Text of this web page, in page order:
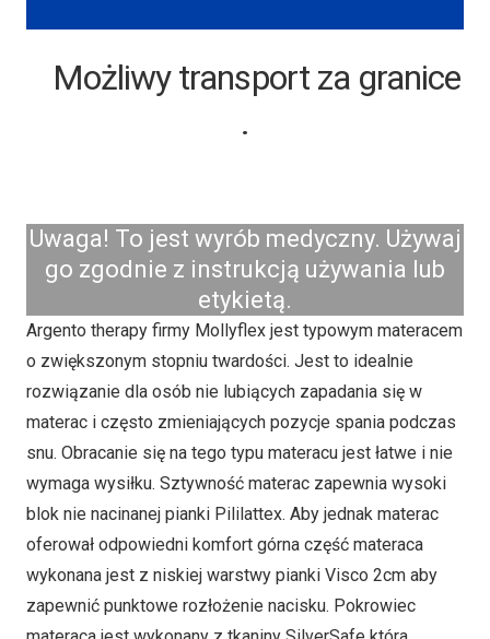
Możliwy transport za granice
.
Uwaga! To jest wyrób medyczny. Używaj
go zgodnie z instrukcją używania lub
etykietą.
Argento therapy firmy Mollyflex jest typowym materacem
o zwiększonym stopniu twardości. Jest to idealnie
rozwiązanie dla osób nie lubiących zapadania się w
materac i często zmieniających pozycje spania podczas
snu. Obracanie się na tego typu materacu jest łatwe i nie
wymaga wysiłku. Sztywność materac zapewnia wysoki
blok nie nacinanej pianki Pililattex. Aby jednak materac
oferował odpowiedni komfort górna część materaca
wykonana jest z niskiej warstwy pianki Visco 2cm aby
zapewnić punktowe rozłożenie nacisku. Pokrowiec